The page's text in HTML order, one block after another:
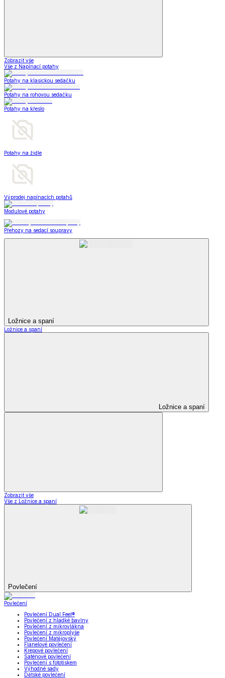
Zobrazit vše
Vše z Napínací potahy
Potahy na klasickou sedačku
Potahy na rohovou sedačku
Potahy na křeslo
Potahy na židle
Výprodej napínacích potahů
Modulové potahy
Přehozy na sedací soupravy
Ložnice a spaní
Ložnice a spaní
Ložnice a spaní
Zobrazit vše
Vše z Ložnice a spaní
Povlečení
Povlečení
Povlečení Dual Feel®
Povlečení z hladké bavlny
Povlečení z mikrovlákna
Povlečení z mikroplyše
Povlečení Matějovský
Flanelové povlečení
Krepové povlečení
Saténové povlečení
Povlečení s fototiskem
Výhodné sady
Dětské povlečení